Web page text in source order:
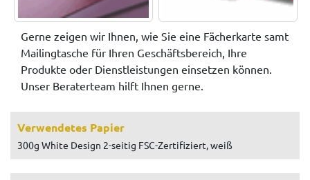
Gerne zeigen wir Ihnen, wie Sie eine Fächerkarte samt
Mailingtasche für Ihren Geschäftsbereich, Ihre
Produkte oder Dienstleistungen einsetzen können.
Unser Beraterteam hilft Ihnen gerne.
Verwendetes Papier
300g White Design 2-seitig FSC-Zertifiziert, weiß